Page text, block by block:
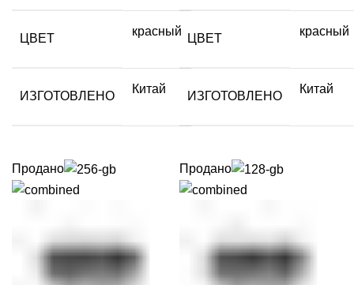
ЦВЕТ
красный
ИЗГОТОВЛЕНО
Китай
ЦВЕТ
красный
ИЗГОТОВЛЕНО
Китай
Продано Продано